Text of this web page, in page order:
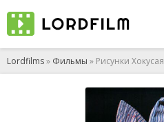
Lordfilms» Фильмы » Рисунки Хокусая